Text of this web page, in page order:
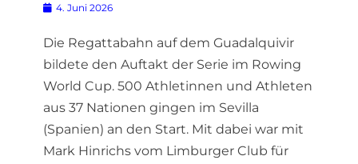
Posted
4. Juni 2026
Die Regattabahn auf dem Guadalquivir
bildete den Auftakt der Serie im Rowing
World Cup. 500 Athletinnen und Athleten
aus 37 Nationen gingen im Sevilla
(Spanien) an den Start. Mit dabei war mit
Mark Hinrichs vom Limburger Club für